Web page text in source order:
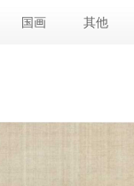
国画 其他